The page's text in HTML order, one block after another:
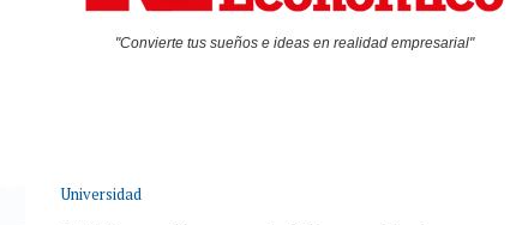
"Convierte tus sueños e ideas en realidad empresarial"
Universidad